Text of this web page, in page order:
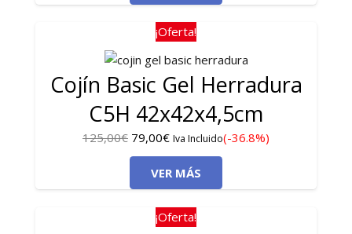
era:
125,00€.
es:
79,00€.
¡Oferta!
Cojín Basic Gel Herradura
C5H 42x42x4,5cm
125,00€ El
precio
original
era:
125,00€.
79,00€El
precio
actual
es:
79,00€.
Iva Incluido(-36.8%)
VER MÁS
¡Oferta!